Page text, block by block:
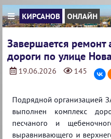
КИРСАНОВ ОНЛАЙН
Завершается ремонт
дороги по улице
19.06.2026 145
Подрядной организацией
выполнен комплекс
песчаного и
выравнивающего и